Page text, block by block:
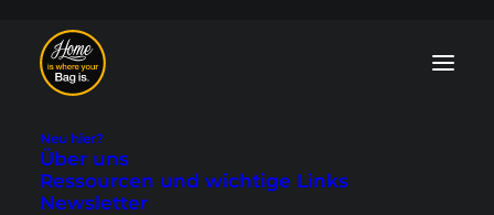
Neu hier?
Über uns
Ressourcen und wichtige Links
Newsletter